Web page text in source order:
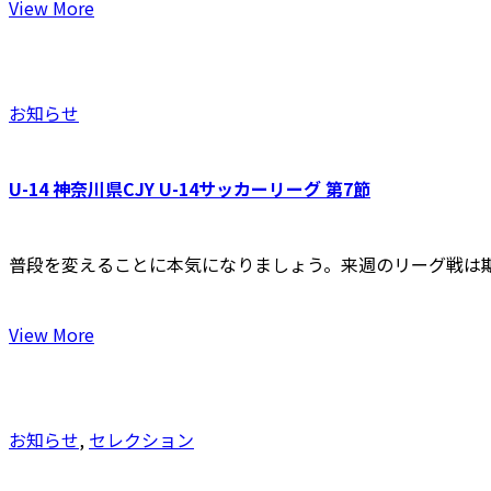
View More
お知らせ
U-14 神奈川県CJY U-14サッカーリーグ 第7節
普段を変えることに本気になりましょう。来週のリーグ戦は
View More
お知らせ, セレクション